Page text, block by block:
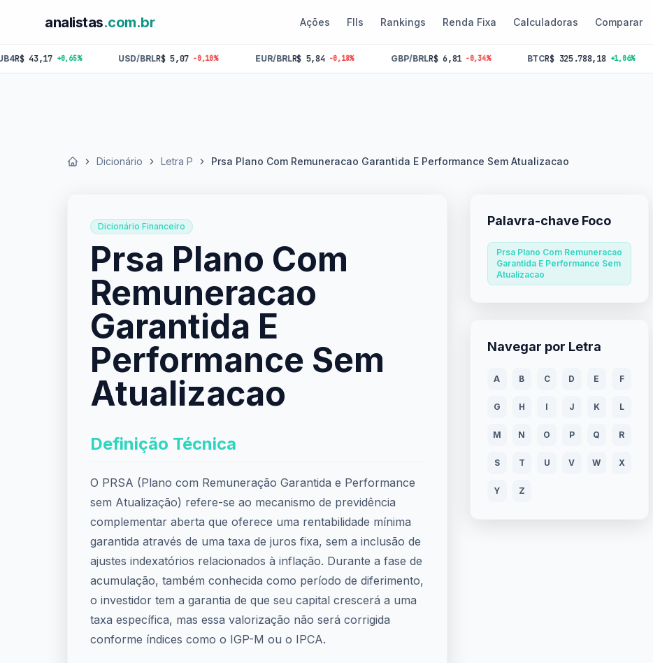
analistas.com.br Ações FIIs Rankings Renda Fixa Calculadoras Comparar
+0,65% USD/BRL R$ 5,07 -0,10% EUR/BRL R$ 5,84 -0,18% GBP/BRL R$ 6,81 -0,34% BTC R$ 325.788,18 +1,06% SELIC
Início Dicionário Letra P Prsa Plano Com Remuneracao Garantida E Performance Sem Atualizacao
Dicionário Financeiro
Prsa Plano Com
Remuneracao
Garantida E
Performance Sem
Atualizacao
Definição Técnica
O PRSA (Plano com Remuneração Garantida e Performance
sem Atualização) refere-se ao mecanismo de previdência
complementar aberta que oferece uma rentabilidade mínima
garantida através de uma taxa de juros fixa, sem a inclusão de
ajustes indexatórios relacionados à inflação. Durante a fase de
acumulação, também conhecida como período de diferimento,
o investidor tem a garantia de que seu capital crescerá a uma
taxa específica, mas essa valorização não será corrigida
conforme índices como o IGP-M ou o IPCA.
Palavra-chave Foco
Prsa Plano Com Remuneracao
Garantida E Performance Sem
Atualizacao
Navegar por Letra
A B C D E F
G H I J K L
M N O P Q R
S T U V W X
Y Z